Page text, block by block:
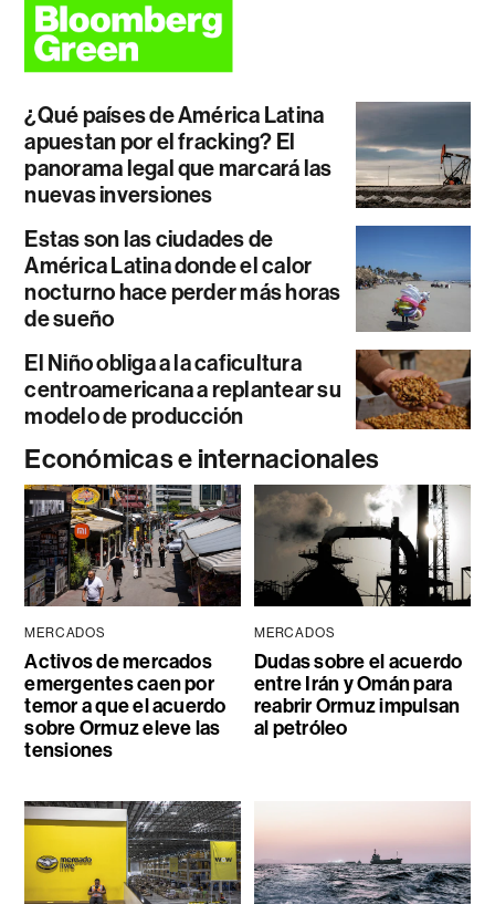
¿Qué países de América Latina
apuestan por el fracking? El
panorama legal que marcará las
nuevas inversiones
Estas son las ciudades de
América Latina donde el calor
nocturno hace perder más horas
de sueño
El Niño obliga a la caficultura
centroamericana a replantear su
modelo de producción
Económicas e internacionales
MERCADOS
Activos de mercados
emergentes caen por
temor a que el acuerdo
sobre Ormuz eleve las
tensiones
MERCADOS
Dudas sobre el acuerdo
entre Irán y Omán para
reabrir Ormuz impulsan
al petróleo